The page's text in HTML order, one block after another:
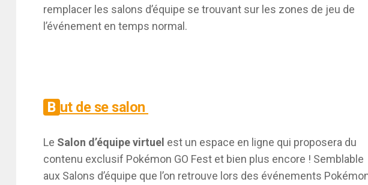
remplacer les salons d’équipe se trouvant sur les zones de jeu de
l’événement en temps normal.
But de se salon
Le Salon d’équipe virtuel est un espace en ligne qui proposera du
contenu exclusif Pokémon GO Fest et bien plus encore ! Semblable
aux Salons d’équipe que l’on retrouve lors des événements